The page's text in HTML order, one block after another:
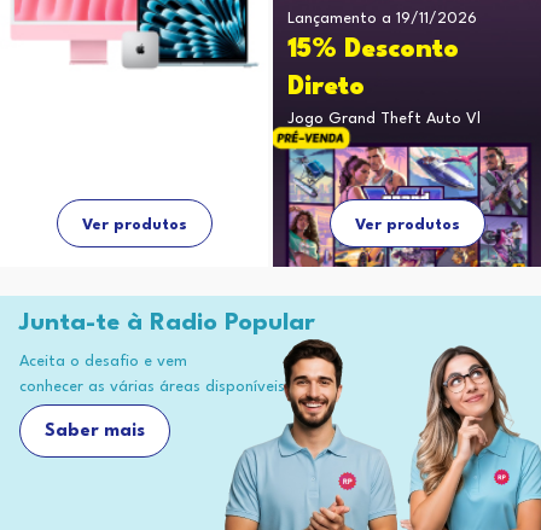
Ver produtos
Lançamento a 19/11/2026
15% Desconto
Direto
Jogo Grand Theft Auto Vl
Ver produtos
Junta-te à Radio Popular
Aceita o desafio e vem
conhecer as várias áreas disponíveis
Saber mais